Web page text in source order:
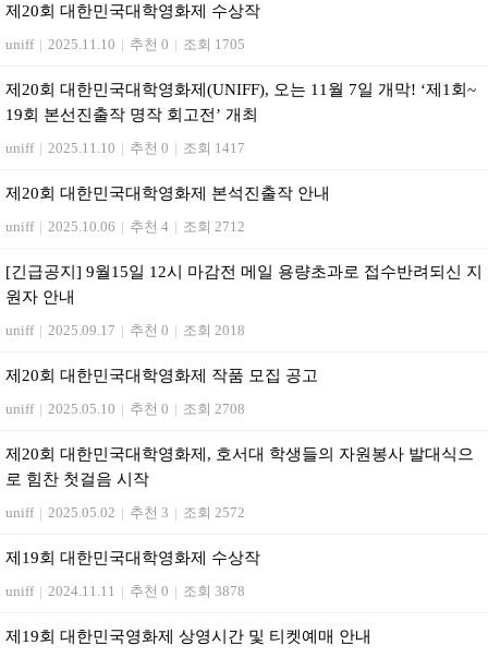
제20회 대한민국대학영화제 수상작
uniff | 2025.11.10 | 추천 0 | 조회 1705
제20회 대한민국대학영화제(UNIFF), 오는 11월 7일 개막! ‘제1회~
19회 본선진출작 명작 회고전’ 개최
uniff | 2025.11.10 | 추천 0 | 조회 1417
제20회 대한민국대학영화제 본석진출작 안내
uniff | 2025.10.06 | 추천 4 | 조회 2712
[긴급공지] 9월15일 12시 마감전 메일 용량초과로 접수반려되신 지
원자 안내
uniff | 2025.09.17 | 추천 0 | 조회 2018
제20회 대한민국대학영화제 작품 모집 공고
uniff | 2025.05.10 | 추천 0 | 조회 2708
제20회 대한민국대학영화제, 호서대 학생들의 자원봉사 발대식으
로 힘찬 첫걸음 시작
uniff | 2025.05.02 | 추천 3 | 조회 2572
제19회 대한민국대학영화제 수상작
uniff | 2024.11.11 | 추천 0 | 조회 3878
제19회 대한민국영화제 상영시간 및 티켓예매 안내